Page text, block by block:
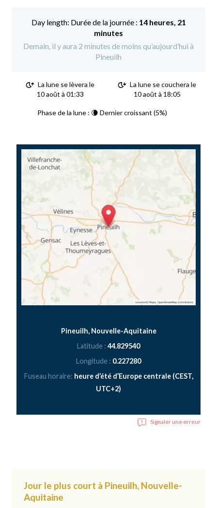
Durée de la journée : 14 heures, 21
minutes
Demain, il y aura 2 minutes de moins qu’aujourd’hui à
Pineuilh
La lune se lèvera le
10 août à 01:33
La lune se couchera le
10 août à 18:05
Phase de la lune : 🌘 Dernier croissant (5%)
Pineuilh, Nouvelle-Aquitaine
Latitude : 44.829540
Longitude : 0.227280
Fuseau horaire: heure d’été d’Europe centrale (CEST,
UTC+2)
Signaler une erreur
Jour le plus court à Pineuilh, Nouvelle-
Aquitaine